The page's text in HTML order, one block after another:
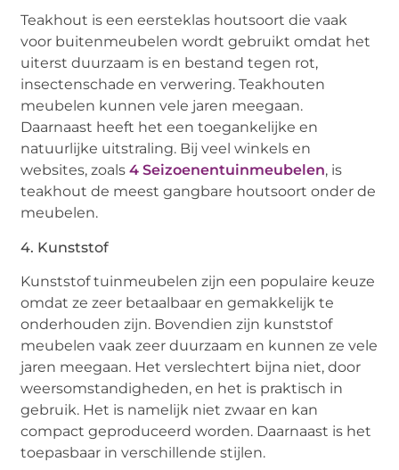
Teakhout is een eersteklas houtsoort die vaak
voor buitenmeubelen wordt gebruikt omdat het
uiterst duurzaam is en bestand tegen rot,
insectenschade en verwering. Teakhouten
meubelen kunnen vele jaren meegaan.
Daarnaast heeft het een toegankelijke en
natuurlijke uitstraling. Bij veel winkels en
websites, zoals4 Seizoenentuinmeubelen, is
teakhout de meest gangbare houtsoort onder de
meubelen.
4. Kunststof
Kunststof tuinmeubelen zijn een populaire keuze
omdat ze zeer betaalbaar en gemakkelijk te
onderhouden zijn. Bovendien zijn kunststof
meubelen vaak zeer duurzaam en kunnen ze vele
jaren meegaan. Het verslechtert bijna niet, door
weersomstandigheden, en het is praktisch in
gebruik. Het is namelijk niet zwaar en kan
compact geproduceerd worden. Daarnaast is het
toepasbaar in verschillende stijlen.